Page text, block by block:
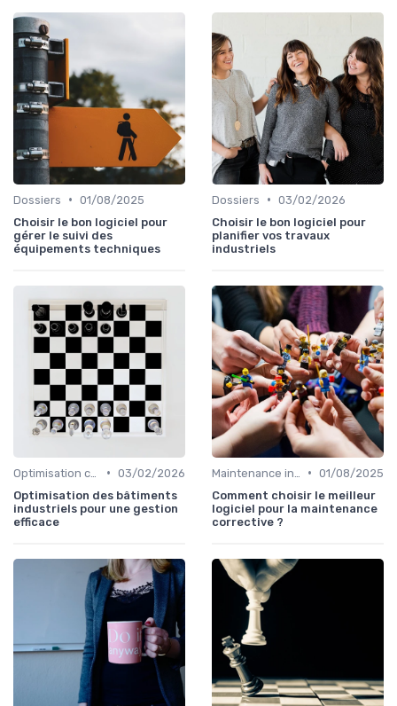
Dossiers • 01/08/2025
Choisir le bon logiciel pour
gérer le suivi des
équipements techniques
Dossiers • 03/02/2026
Choisir le bon logiciel pour
planifier vos travaux
industriels
• 03/02/2026
Optimisation des bâtiments
industriels pour une gestion
efficace
• 01/08/2025
Comment choisir le meilleur
logiciel pour la maintenance
corrective ?